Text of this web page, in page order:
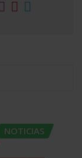
NOTICIAS